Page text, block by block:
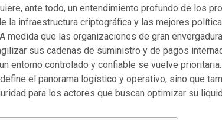
ante todo, un entendimiento profundo de los
la infraestructura criptográfica y las mejores
medida que las organizaciones de gran
sus cadenas de suministro y de pagos
entorno controlado y confiable se vuelve
el panorama logístico y operativo, sino que
para los actores que buscan optimizar su